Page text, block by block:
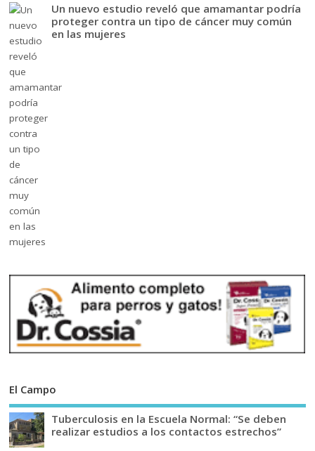
Un nuevo estudio reveló que amamantar podría
proteger contra un tipo de cáncer muy común
en las mujeres
El Campo
Tuberculosis en la Escuela Normal: “Se deben
realizar estudios a los contactos estrechos”